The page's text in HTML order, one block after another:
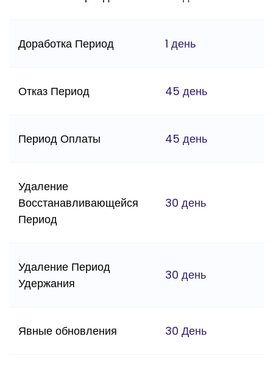
Доработка Период 1 день
Отказ Период 45 день
Период Оплаты 45 день
Удаление
Восстанавливающейся
Период
30 день
Удаление Период
Удержания
30 день
Явные обновления 30 День